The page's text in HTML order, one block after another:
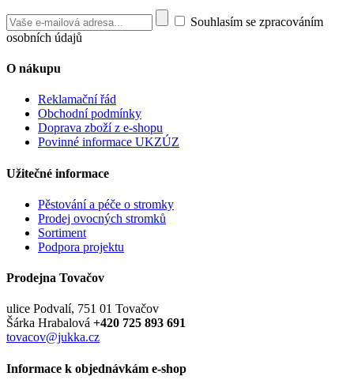
Souhlasím se zpracováním
osobních údajů
O nákupu
Reklamační řád
Obchodní podmínky
Doprava zboží z e-shopu
Povinné informace UKZÚZ
Užitečné informace
Pěstování a péče o stromky
Prodej ovocných stromků
Sortiment
Podpora projektu
Prodejna Tovačov
ulice Podvalí, 751 01 Tovačov
Šárka Hrabalová +420 725 893 691
tovacov@jukka.cz
Informace k objednávkám e-shop